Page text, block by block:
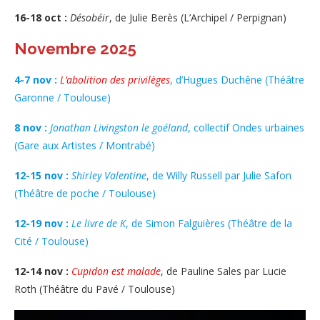
16-18 oct : Désobéir, de Julie Berès (L’Archipel / Perpignan)
Novembre 2025
4-7 nov : L’abolition des privilèges, d’Hugues Duchêne (Théâtre
Garonne / Toulouse)
8 nov : Jonathan Livingston le goéland, collectif Ondes urbaines
(Gare aux Artistes / Montrabé)
12-15 nov : Shirley Valentine, de Willy Russell par Julie Safon
(Théâtre de poche / Toulouse)
12-19 nov : Le livre de K, de Simon Falguières (Théâtre de la
Cité / Toulouse)
12-14 nov : Cupidon est malade, de Pauline Sales par Lucie
Roth (Théâtre du Pavé / Toulouse)